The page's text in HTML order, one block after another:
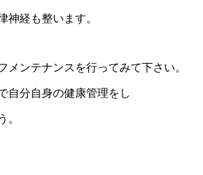
神経も整います。
メンテナンスを行ってみて下さい。
自分自身の健康管理をし
。